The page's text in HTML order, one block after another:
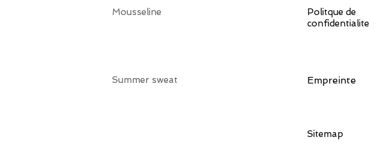
Mousseline
Summer sweat
Politque de
confidentialite
Empreinte
Sitemap